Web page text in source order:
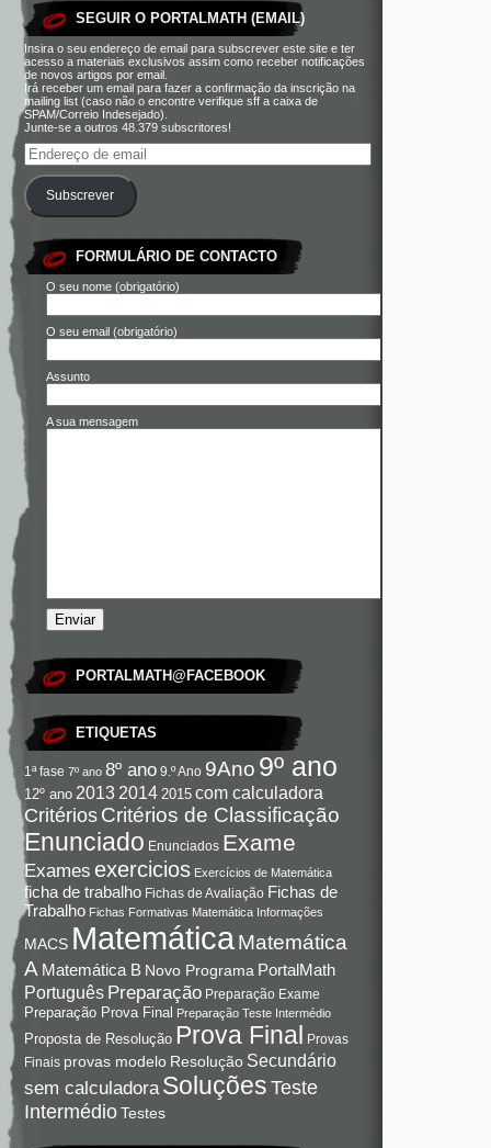
SEGUIR O PORTALMATH (EMAIL)
Insira o seu endereço de email para subscrever este site e ter
acesso a materiais exclusivos assim como receber notificações
de novos artigos por email.
Irá receber um email para fazer a confirmação da inscrição na
mailing list (caso não o encontre verifique sff a caixa de
SPAM/Correio Indesejado).
Junte-se a outros 48.379 subscritores!
Subscrever
FORMULÁRIO DE CONTACTO
O seu nome (obrigatório)
O seu email (obrigatório)
Assunto
A sua mensagem
PORTALMATH@FACEBOOK
ETIQUETAS
1ª fase 7º ano 8º ano 9.º Ano 9Ano 9º ano
12º ano 2013 2014 2015 com calculadora
Critérios Critérios de Classificação
Enunciado Enunciados Exame
Exames exercicios Exercícios de Matemática
ficha de trabalho Fichas de Avaliação Fichas de
Trabalho Fichas Formativas Matemática Informações
MACS Matemática Matemática
A Matemática B Novo Programa PortalMath
Português Preparação Preparação Exame
Preparação Prova Final Preparação Teste Intermédio
Proposta de Resolução Prova Final Provas
Finais provas modelo Resolução Secundário
sem calculadora Soluções Teste
IntermédioTestes